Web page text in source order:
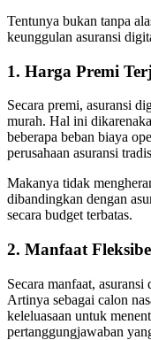
Tentunya bukan tanpa
keunggulan asuransi
1. Harga Premi
Secara premi, asuransi
murah. Hal ini
beberapa beban biaya
perusahaan asuransi
Makanya tidak
dibandingkan dengan
secara budget terbatas.
2. Manfaat
Secara manfaat,
Artinya sebagai calon
keleluasaan untuk
pertanggungjawaban